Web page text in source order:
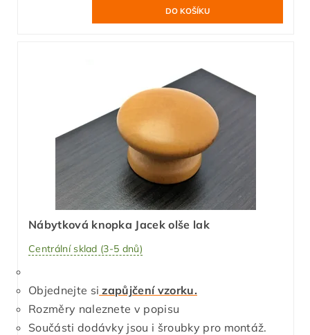
Nábytková knopka Jacek olše lak
Centrální sklad (3-5 dnů)
Objednejte si zapůjčení vzorku.
Rozměry naleznete v popisu
Součásti dodávky jsou i šroubky pro montáž.